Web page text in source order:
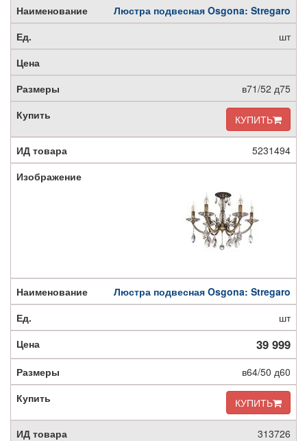
Люстра подвесная Osgona: Stregaro
шт
в71/52 д75
КУПИТЬ
5231494
Люстра подвесная Osgona: Stregaro
шт
39 999
в64/50 д60
КУПИТЬ
313726